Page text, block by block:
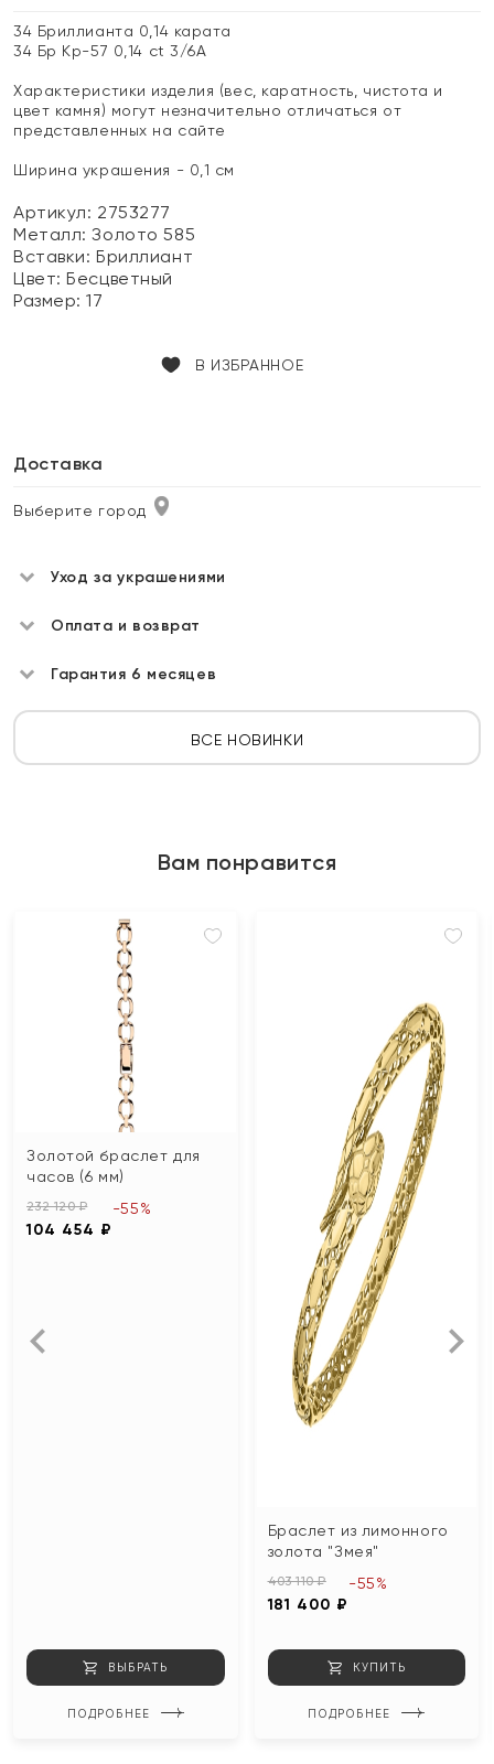
34 Бриллианта 0,14 карата
34 Бр Кр-57 0,14 ct 3/6А
Характеристики изделия (вес, каратность, чистота и
цвет камня) могут незначительно отличаться от
представленных на сайте
Ширина украшения - 0,1 см
Артикул: 2753277
Металл:Золото 585
Вставки:Бриллиант
Цвет:Бесцветный
Размер:17
В ИЗБРАННОЕ
Доставка
Выберите город
Уход за украшениями
Оплата и возврат
Гарантия 6 месяцев
ВСЕ НОВИНКИ
Вам понравится
Золотой браслет для
часов (6 мм)
232 120 ₽
104 454 ₽
-55%
ВЫБРАТЬ
ПОДРОБНЕЕ
Браслет из лимонного
золота "Змея"
403 110 ₽
181 400 ₽
-55%
КУПИТЬ
ПОДРОБНЕЕ